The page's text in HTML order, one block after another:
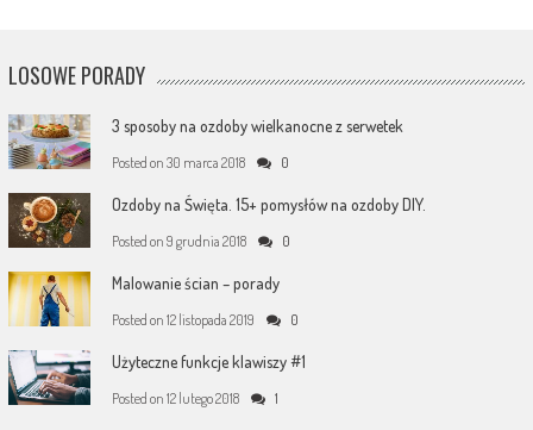
LOSOWE PORADY
3 sposoby na ozdoby wielkanocne z serwetek
Posted on 30 marca 2018 0
Ozdoby na Święta. 15+ pomysłów na ozdoby DIY.
Posted on 9 grudnia 2018 0
Malowanie ścian – porady
Posted on 12 listopada 2019 0
Użyteczne funkcje klawiszy #1
Posted on 12 lutego 2018 1